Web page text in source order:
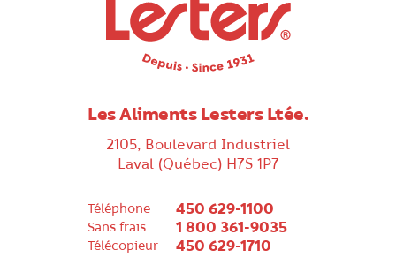
Les Aliments Lesters Ltée.
2105, Boulevard Industriel
Laval (Québec) H7S 1P7
Téléphone 450 629-1100
Sans frais 1 800 361-9035
Télécopieur 450 629-1710